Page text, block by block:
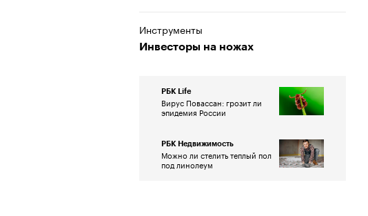
Инструменты
Инвесторы на ножах
РБК Life
Вирус Повассан: грозит ли
эпидемия России
РБК Недвижимость
Можно ли стелить теплый пол
под линолеум